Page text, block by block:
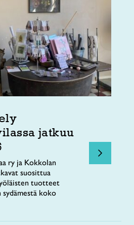
jatkuu
ry ja Kokkolan
suosittua
tuotteet
sydämestä koko